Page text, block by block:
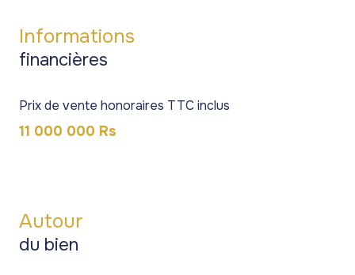
Informations
financières
Prix de vente honoraires TTC inclus
11 000 000 Rs
Autour
du bien